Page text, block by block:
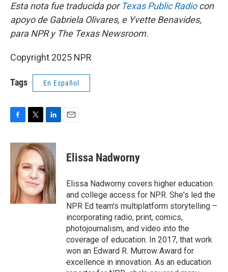
Esta nota fue traducida por Texas Public Radiocon
apoyo de Gabriela Olivares, e Yvette Benavides,
para NPR y The Texas Newsroom.
Copyright 2025 NPR
Tags En Español
c
o
k
i
t
t
e
r
n
k
e
d
I
n
Elissa Nadworny
Elissa Nadworny covers higher education
and college access for NPR. She's led the
NPR Ed team's multiplatform storytelling –
incorporating radio, print, comics,
photojournalism, and video into the
coverage of education. In 2017, that work
won an Edward R. Murrow Award for
excellence in innovation. As an education